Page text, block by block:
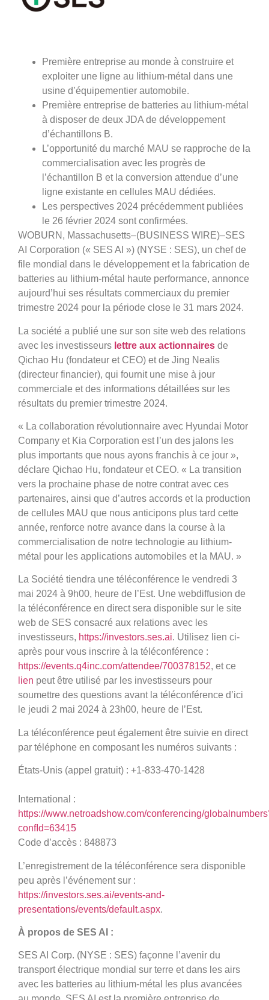
Première entreprise au monde à construire et
exploiter une ligne au lithium-métal dans une
usine d’équipementier automobile.
Première entreprise de batteries au lithium-métal
à disposer de deux JDA de développement
d’échantillons B.
L’opportunité du marché MAU se rapproche de la
commercialisation avec les progrès de
l’échantillon B et la conversion attendue d’une
ligne existante en cellules MAU dédiées.
Les perspectives 2024 précédemment publiées
le 26 février 2024 sont confirmées.
WOBURN, Massachusetts–(BUSINESS WIRE)–SES
AI Corporation (« SES AI ») (NYSE : SES), un chef de
file mondial dans le développement et la fabrication de
batteries au lithium-métal haute performance, annonce
aujourd’hui ses résultats commerciaux du premier
trimestre 2024 pour la période close le 31 mars 2024.
La société a publié une sur son site web des relations
avec les investisseurs lettre aux actionnaires de
Qichao Hu (fondateur et CEO) et de Jing Nealis
(directeur financier), qui fournit une mise à jour
commerciale et des informations détaillées sur les
résultats du premier trimestre 2024.
« La collaboration révolutionnaire avec Hyundai Motor
Company et Kia Corporation est l’un des jalons les
plus importants que nous ayons franchis à ce jour »,
déclare Qichao Hu, fondateur et CEO. « La transition
vers la prochaine phase de notre contrat avec ces
partenaires, ainsi que d’autres accords et la production
de cellules MAU que nous anticipons plus tard cette
année, renforce notre avance dans la course à la
commercialisation de notre technologie au lithium-
métal pour les applications automobiles et la MAU. »
La Société tiendra une téléconférence le vendredi 3
mai 2024 à 9h00, heure de l’Est. Une webdiffusion de
la téléconférence en direct sera disponible sur le site
web de SES consacré aux relations avec les
investisseurs, https://investors.ses.ai. Utilisez lien ci-
après pour vous inscrire à la téléconférence :
https://events.q4inc.com/attendee/700378152, et ce
lien peut être utilisé par les investisseurs pour
soumettre des questions avant la téléconférence d’ici
le jeudi 2 mai 2024 à 23h00, heure de l’Est.
La téléconférence peut également être suivie en direct
par téléphone en composant les numéros suivants :
États-Unis (appel gratuit) : +1-833-470-1428
International :
https://www.netroadshow.com/conferencing/
confId=63415
Code d’accès : 848873
L’enregistrement de la téléconférence sera disponible
peu après l’événement sur :
https://investors.ses.ai/events-and-
presentations/events/default.aspx.
À propos de SES AI :
SES AI Corp. (NYSE : SES) façonne l’avenir du
transport électrique mondial sur terre et dans les airs
avec les batteries au lithium-métal les plus avancées